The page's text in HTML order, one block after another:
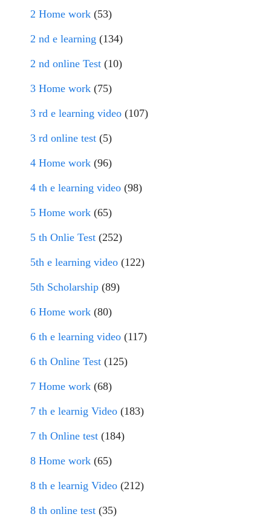
2 Home work (53)
2 nd e learning (134)
2 nd online Test (10)
3 Home work (75)
3 rd e learning video (107)
3 rd online test (5)
4 Home work (96)
4 th e learning video (98)
5 Home work (65)
5 th Onlie Test (252)
5th e learning video (122)
5th Scholarship (89)
6 Home work (80)
6 th e learning video (117)
6 th Online Test (125)
7 Home work (68)
7 th e learnig Video (183)
7 th Online test (184)
8 Home work (65)
8 th e learnig Video (212)
8 th online test (35)